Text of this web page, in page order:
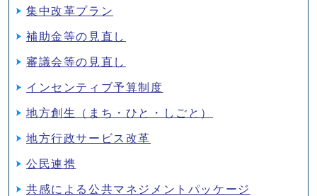
集中改革プラン
補助金等の見直し
審議会等の見直し
インセンティブ予算制度
地方創生（まち・ひと・しごと）
地方行政サービス改革
公民連携
共感による公共マネジメントパッケージ